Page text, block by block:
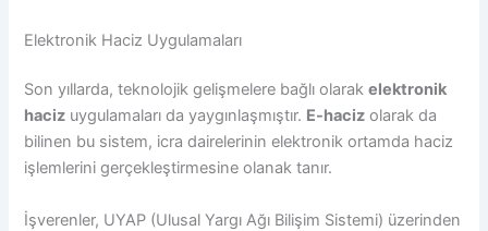
Elektronik Haciz Uygulamaları
Son yıllarda, teknolojik gelişmelere bağlı olarakelektronik
haciz uygulamaları da yaygınlaşmıştır. E-haciz olarak da
bilinen bu sistem, icra dairelerinin elektronik ortamda haciz
işlemlerini gerçekleştirmesine olanak tanır.
İşverenler, UYAP (Ulusal Yargı Ağı Bilişim Sistemi) üzerinden